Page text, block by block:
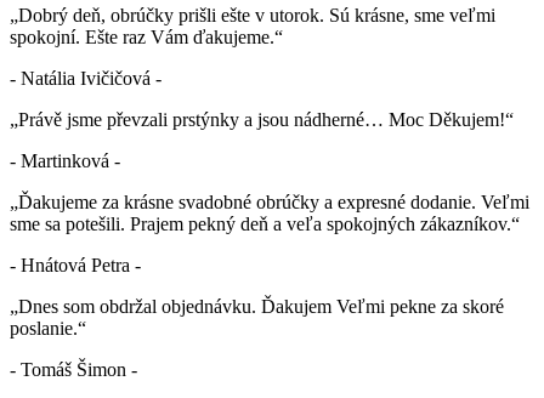
„Dobrý deň, obrúčky prišli ešte v utorok. Sú krásne, sme veľmi
spokojní. Ešte raz Vám ďakujeme.“
- Natália Ivičičová -
„Právě jsme převzali prstýnky a jsou nádherné… Moc Děkujem!“
- Martinková -
„Ďakujeme za krásne svadobné obrúčky a expresné dodanie. Veľmi
sme sa potešili. Prajem pekný deň a veľa spokojných zákazníkov.“
- Hnátová Petra -
„Dnes som obdržal objednávku. Ďakujem Veľmi pekne za skoré
poslanie.“
- Tomáš Šimon -